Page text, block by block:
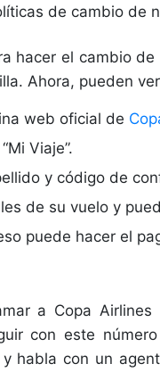
de cambio de
hacer el cambio
Ahora, pueden
web oficial de
Viaje”.
y código de
de su vuelo y
puede hacer el
a Copa
con este
y habla con un